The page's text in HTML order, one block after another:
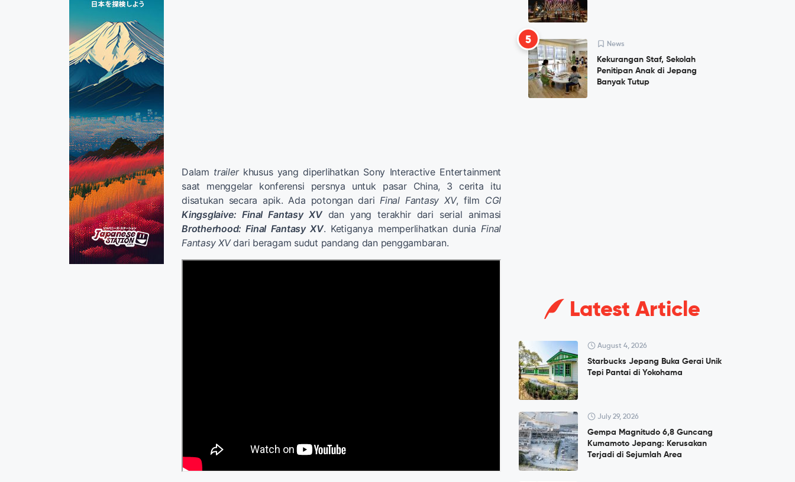
Dalam trailerkhusus yang diperlihatkan Sony Interactive Entertainment
saat menggelar konferensi persnya untuk pasar China, 3 cerita itu
disatukan secara apik. Ada potongan dari Final Fantasy XV, film CGI
Kingsglaive: Final Fantasy XVdan yang terakhir dari serial animasi
Brotherhood: Final Fantasy XV. Ketiganya memperlihatkan dunia Final
Fantasy XVdari beragam sudut pandang dan penggambaran.
5 News
Kekurangan Staf, Sekolah
Penitipan Anak di Jepang
Banyak Tutup
Latest Article
August 4, 2026
Starbucks Jepang Buka Gerai Unik
Tepi Pantai di Yokohama
July 29, 2026
Gempa Magnitudo 6,8 Guncang
Kumamoto Jepang: Kerusakan
Terjadi di Sejumlah Area